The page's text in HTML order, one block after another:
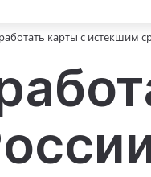
карты с истекшим